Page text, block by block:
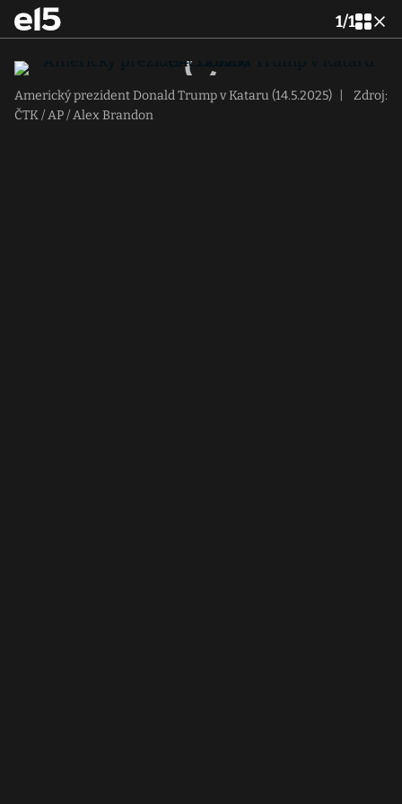
1/1
Americký prezident Donald Trump v Kataru (14.5.2025)
Zdroj:
ČTK / AP / Alex Brandon